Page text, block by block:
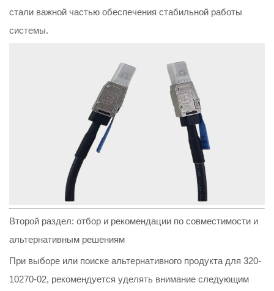
стали важной частью обеспечения стабильной работы
системы.
Второй раздел: отбор и рекомендации по совместимости и
альтернативным решениям
При выборе или поиске альтернативного продукта для 320-
10270-02, рекомендуется уделять внимание следующим